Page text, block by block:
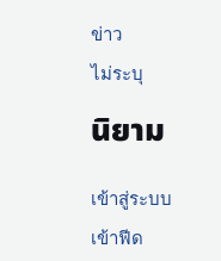
ข่าว
ไม่ระบุ
นิยาม
เข้าสู่ระบบ
เข้าฟีด